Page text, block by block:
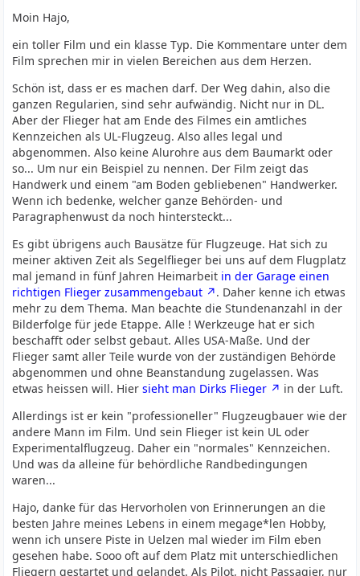
Moin Hajo,
ein toller Film und ein klasse Typ. Die Kommentare unter dem
Film sprechen mir in vielen Bereichen aus dem Herzen.
Schön ist, dass er es machen darf. Der Weg dahin, also die
ganzen Regularien, sind sehr aufwändig. Nicht nur in DL.
Aber der Flieger hat am Ende des Filmes ein amtliches
Kennzeichen als UL-Flugzeug. Also alles legal und
abgenommen. Also keine Alurohre aus dem Baumarkt oder
so... Um nur ein Beispiel zu nennen. Der Film zeigt das
Handwerk und einem "am Boden gebliebenen" Handwerker.
Wenn ich bedenke, welcher ganze Behörden- und
Paragraphenwust da noch hintersteckt...
Es gibt übrigens auch Bausätze für Flugzeuge. Hat sich zu
meiner aktiven Zeit als Segelflieger bei uns auf dem Flugplatz
mal jemand in fünf Jahren Heimarbeit in der Garage einen
richtigen Flieger zusammengebaut
. Daher kenne ich etwas
mehr zu dem Thema. Man beachte die Stundenanzahl in der
Bilderfolge für jede Etappe. Alle ! Werkzeuge hat er sich
beschafft oder selbst gebaut. Alles USA-Maße. Und der
Flieger samt aller Teile wurde von der zuständigen Behörde
abgenommen und ohne Beanstandung zugelassen. Was
etwas heissen will. Hiersieht man Dirks Flieger
in der Luft.
Allerdings ist er kein "professioneller" Flugzeugbauer wie der
andere Mann im Film. Und sein Flieger ist kein UL oder
Experimentalflugzeug. Daher ein "normales" Kennzeichen.
Und was da alleine für behördliche Randbedingungen
waren...
Hajo, danke für das Hervorholen von Erinnerungen an die
besten Jahre meines Lebens in einem megage*len Hobby,
wenn ich unsere Piste in Uelzen mal wieder im Film eben
gesehen habe. Sooo oft auf dem Platz mit unterschiedlichen
Fliegern gestartet und gelandet. Als Pilot, nicht Passagier, nur